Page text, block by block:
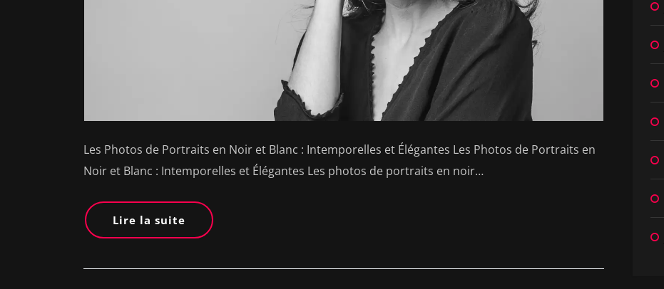
Les Photos de Portraits en Noir et Blanc : Intemporelles et Élégantes Les Photos de Portraits en
Noir et Blanc : Intemporelles et Élégantes Les photos de portraits en noir…
Lire la suite